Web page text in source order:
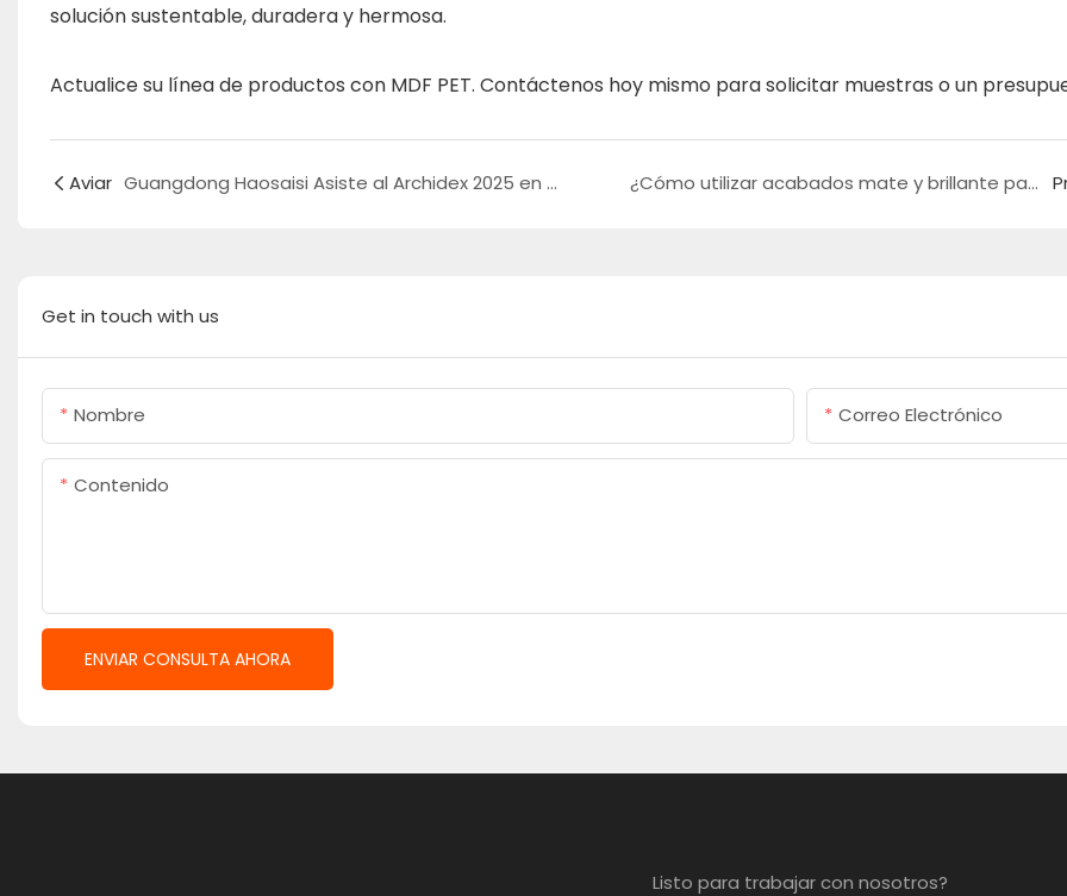
solución sustentable, duradera y hermosa.
Actualice su línea de productos con MDF PET. Contáctenos hoy mismo para solicitar muestras o un
Aviar Guangdong Haosaisi Asiste al Archidex 2025 en Malasia ¿Cómo utilizar acabados mate y brillante para crear una casa minimalista?
Get in touch with us
Nombre Correo Electrónico
Contenido
ENVIAR CONSULTA AHORA
Listo para trabajar con nosotros?